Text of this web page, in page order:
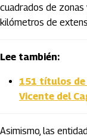
cuadrados de
kilómetros de
Lee también:
151 títulos
Vicente del
Asimismo, las